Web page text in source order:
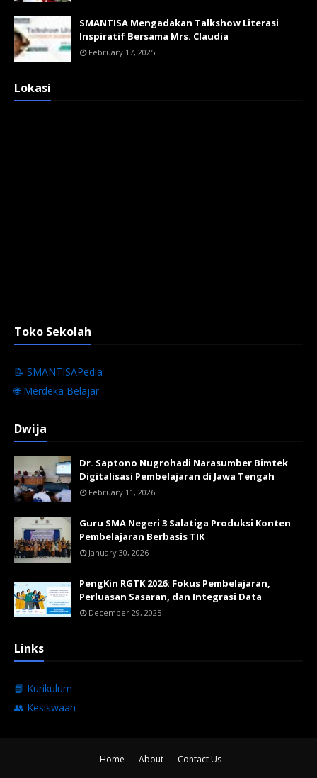
SMANTISA Mengadakan Talkshow Literasi
Inspiratif Bersama Mrs. Claudia
February 17, 2025
Lokasi
Toko Sekolah
📝 SMANTISAPedia
🌐 Merdeka Belajar
Dwija
Dr. Saptono Nugrohadi Narasumber Bimtek
Digitalisasi Pembelajaran di Jawa Tengah
February 11, 2026
Guru SMA Negeri 3 Salatiga Produksi Konten
Pembelajaran Berbasis TIK
January 30, 2026
PengKin RGTK 2026: Fokus Pembelajaran,
Perluasan Sasaran, dan Integrasi Data
December 29, 2025
Links
📘 Kurikulum
👥 Kesiswaan
Home About
Contact Us